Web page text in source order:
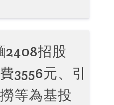
2408招股
3556元、引
等為基投